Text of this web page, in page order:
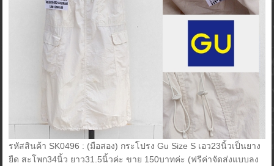
รหัสสินค้า SK0496 : (มือสอง) กระโปรง Gu Size S เอว23นิ้วเป็นยาง
ยืด สะโพก34นิ้ว ยาว31.5นิ้วค่ะ ขาย 150บาทค่ะ (ฟรีค่าจัดส่งแบบลง